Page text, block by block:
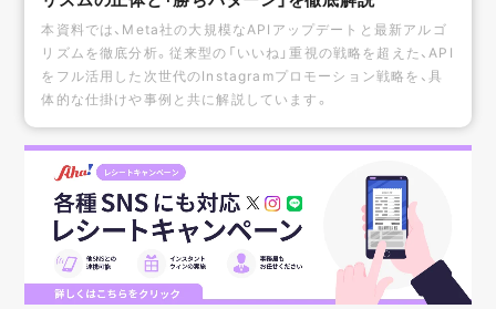
本資料では、Meta社の大規模なAPIアップデートと最新アルゴ
リズムを徹底分析。従来型の「いいね」重視の戦略を超えた、API
をフル活用した次世代のInstagramプロモーション戦略を、具
体的な仕掛けや事例と共に解説しています。